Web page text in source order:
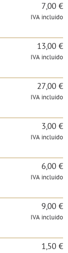
7,00 €
IVA incluido
13,00 €
IVA incluido
27,00 €
IVA incluido
3,00 €
IVA incluido
6,00 €
IVA incluido
9,00 €
IVA incluido
1,50 €